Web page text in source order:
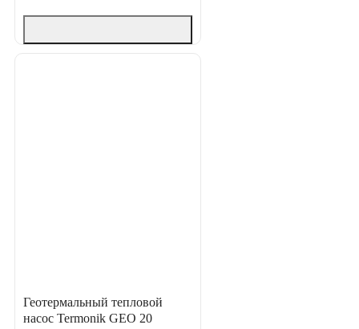
Геотермальный тепловой
насос Termonik GEO 20